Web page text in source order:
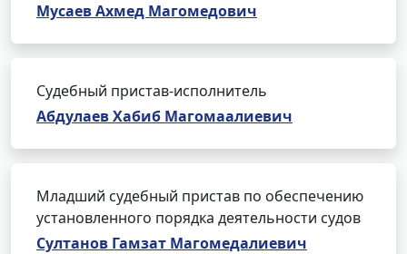
Мусаев Ахмед Магомедович
Судебный пристав-исполнитель
Абдулаев Хабиб Магомаалиевич
Младший судебный пристав по обеспечению
установленного порядка деятельности судов
Султанов Гамзат Магомедалиевич